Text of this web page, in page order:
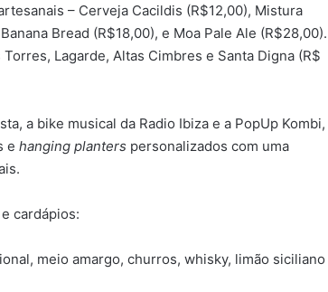
– Cerveja Cacildis (R$12,00), Mistura
Bread (R$18,00), e Moa Pale Ale (R$28,00).
Lagarde, Altas Cimbres e Santa Digna (R$
a bike musical da Radio Ibiza e a PopUp Kombi,
e hanging planters personalizados com uma
cardápios:
meio amargo, churros, whisky, limão siciliano